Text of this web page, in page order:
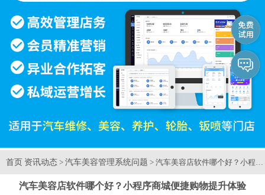
首页 资讯动态 > 汽车美容管理系统问题 > 汽车美容店软件哪个好？小程
汽车美容店软件哪个好？小程序商城便捷购物提升体验